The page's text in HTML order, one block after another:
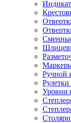
Ручной
Уровни